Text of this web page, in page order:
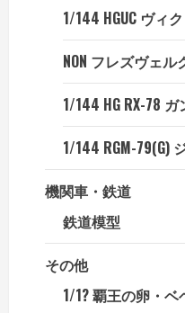
1/144 HGUC ヴィ
NON フレズヴェル
1/144 HG RX-78
1/144 RGM-79(G)
機関車・鉄道
鉄道模型
その他
1/1? 覇王の卵・ベ